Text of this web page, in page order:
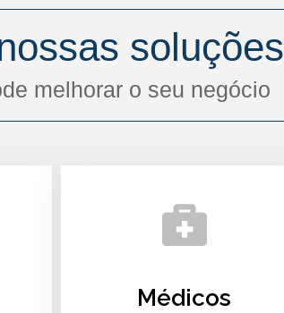
soluções
melhorar o seu negócio
Médicos